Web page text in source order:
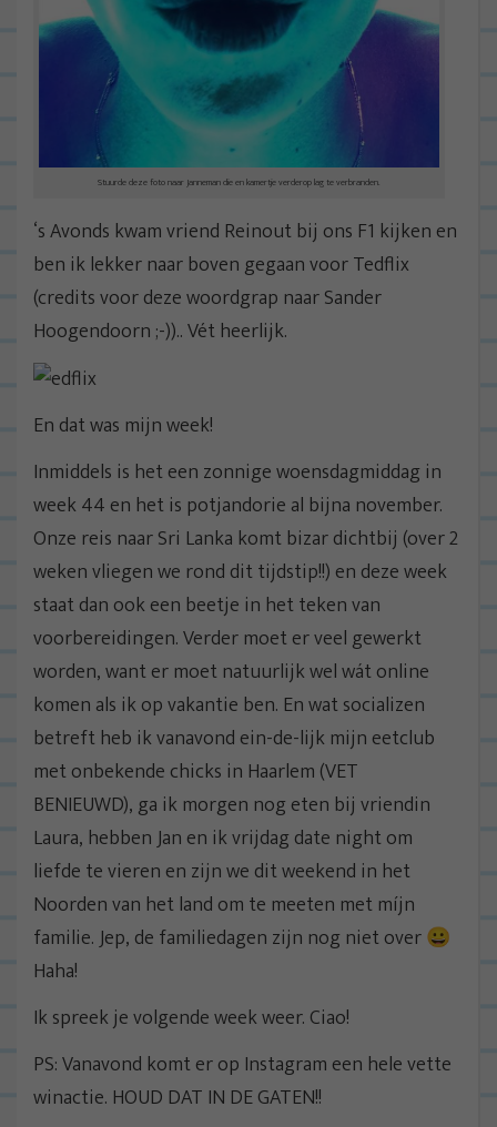
Stuurde deze foto naar Janneman die en kamertje verderop lag te verbranden.
‘s Avonds kwam vriend Reinout bij ons F1 kijken en
ben ik lekker naar boven gegaan voor Tedflix
(credits voor deze woordgrap naar Sander
Hoogendoorn ;-)).. Vét heerlijk.
En dat was mijn week!
Inmiddels is het een zonnige woensdagmiddag in
week 44 en het is potjandorie al bijna november.
Onze reis naar Sri Lanka komt bizar dichtbij (over 2
weken vliegen we rond dit tijdstip!!) en deze week
staat dan ook een beetje in het teken van
voorbereidingen. Verder moet er veel gewerkt
worden, want er moet natuurlijk wel wát online
komen als ik op vakantie ben. En wat socializen
betreft heb ik vanavond ein-de-lijk mijn eetclub
met onbekende chicks in Haarlem (VET
BENIEUWD), ga ik morgen nog eten bij vriendin
Laura, hebben Jan en ik vrijdag date night om
liefde te vieren en zijn we dit weekend in het
Noorden van het land om te meeten met míjn
familie. Jep, de familiedagen zijn nog niet over 😀
Haha!
Ik spreek je volgende week weer. Ciao!
PS: Vanavond komt er op Instagram een hele vette
winactie. HOUD DAT IN DE GATEN!!